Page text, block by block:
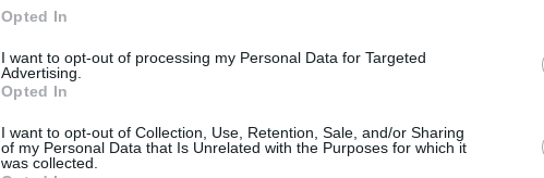
Opted In
I want to opt-out of processing my Personal Data for Targeted
Advertising.
Opted In
I want to opt-out of Collection, Use, Retention, Sale, and/or Sharing
of my Personal Data that Is Unrelated with the Purposes for which it
was collected.